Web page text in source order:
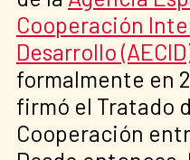
Cooperación
Desarrollo
formalmente en
firmó el Tratado
Cooperación